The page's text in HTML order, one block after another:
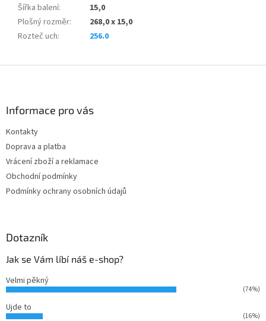
Šířka balení:
15,0
Plošný rozměr:
268,0 x 15,0
Rozteč uch: 256.0
Informace pro vás
Kontakty
Doprava a platba
Vrácení zboží a reklamace
Obchodní podmínky
Podmínky ochrany osobních údajů
Dotazník
Jak se Vám líbí náš e-shop?
Velmi pěkný
(74%)
Ujde to
(16%)